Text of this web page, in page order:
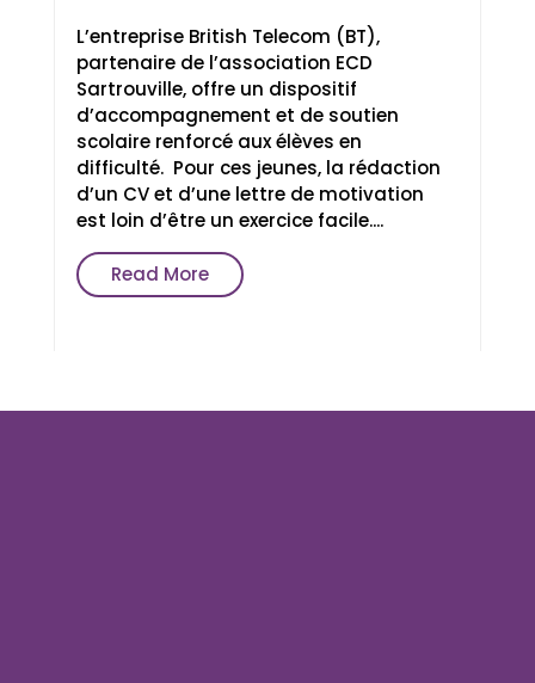
L’entreprise British Telecom (BT),
partenaire de l’association ECD
Sartrouville, offre un dispositif
d’accompagnement et de soutien
scolaire renforcé aux élèves en
difficulté. Pour ces jeunes, la rédaction
d’un CV et d’une lettre de motivation
est loin d’être un exercice facile....
Read More